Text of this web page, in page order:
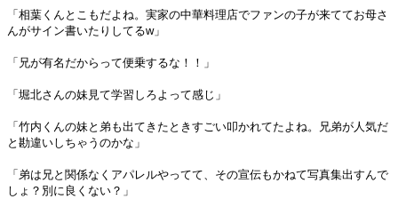
「相葉くんとこもだよね。実家の中華料理店でファンの子が来ててお母さ
んがサイン書いたりしてるw」
「兄が有名だからって便乗するな！！」
「堀北さんの妹見て学習しろよって感じ」
「竹内くんの妹と弟も出てきたときすごい叩かれてたよね。兄弟が人気だ
と勘違いしちゃうのかな」
「弟は兄と関係なくアパレルやってて、その宣伝もかねて写真集出すんで
しょ？別に良くない？」